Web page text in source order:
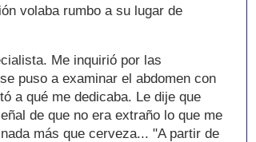
volaba rumbo a su lugar de
Me inquirió por las
puso a examinar el abdomen con
a qué me dedicaba. Le dije que
de que no era extraño lo que me
más que cerveza... "A partir de